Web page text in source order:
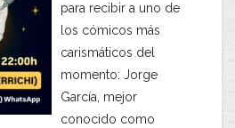
para recibir a uno de
los cómicos más
carismáticos del
momento: Jorge
García, mejor
conocido como